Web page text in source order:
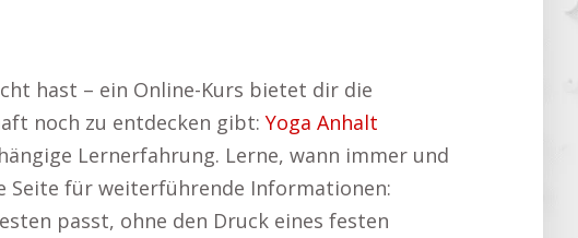
hast – ein Online-Kurs bietet dir die
noch zu entdecken gibt: Yoga Anhalt
Lernerfahrung. Lerne, wann immer und
Seite für weiterführende Informationen:
passt, ohne den Druck eines festen